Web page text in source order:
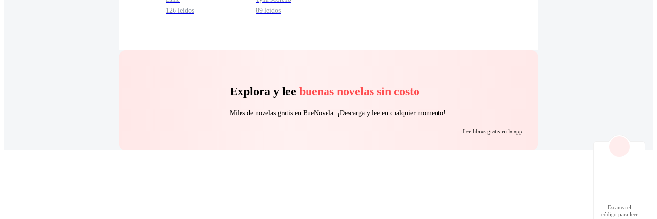
CALIENTE
126 leídos
89 leídos
Explora y lee buenas novelas sin costo
Miles de novelas gratis en BueNovela. ¡Descarga y lee en cualquier momento!
Lee libros gratis en la app
Escanea el
código para leer